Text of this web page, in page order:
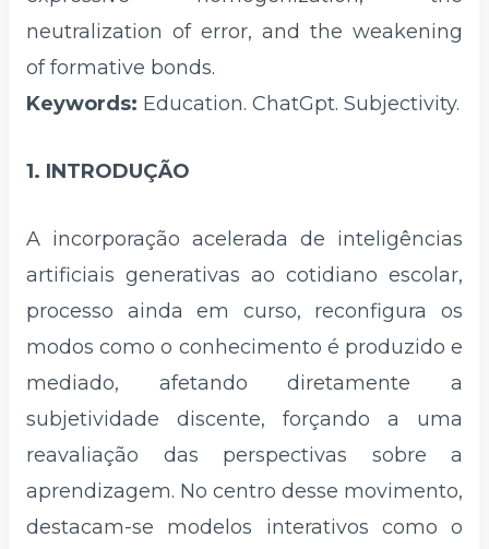
neutralization of error, and the weakening
of formative bonds.
Keywords: Education. ChatGpt. Subjectivity.
1. INTRODUÇÃO
A incorporação acelerada de inteligências
artificiais generativas ao cotidiano escolar,
processo ainda em curso, reconfigura os
modos como o conhecimento é produzido e
mediado, afetando diretamente a
subjetividade discente, forçando a uma
reavaliação das perspectivas sobre a
aprendizagem. No centro desse movimento,
destacam-se modelos interativos como o